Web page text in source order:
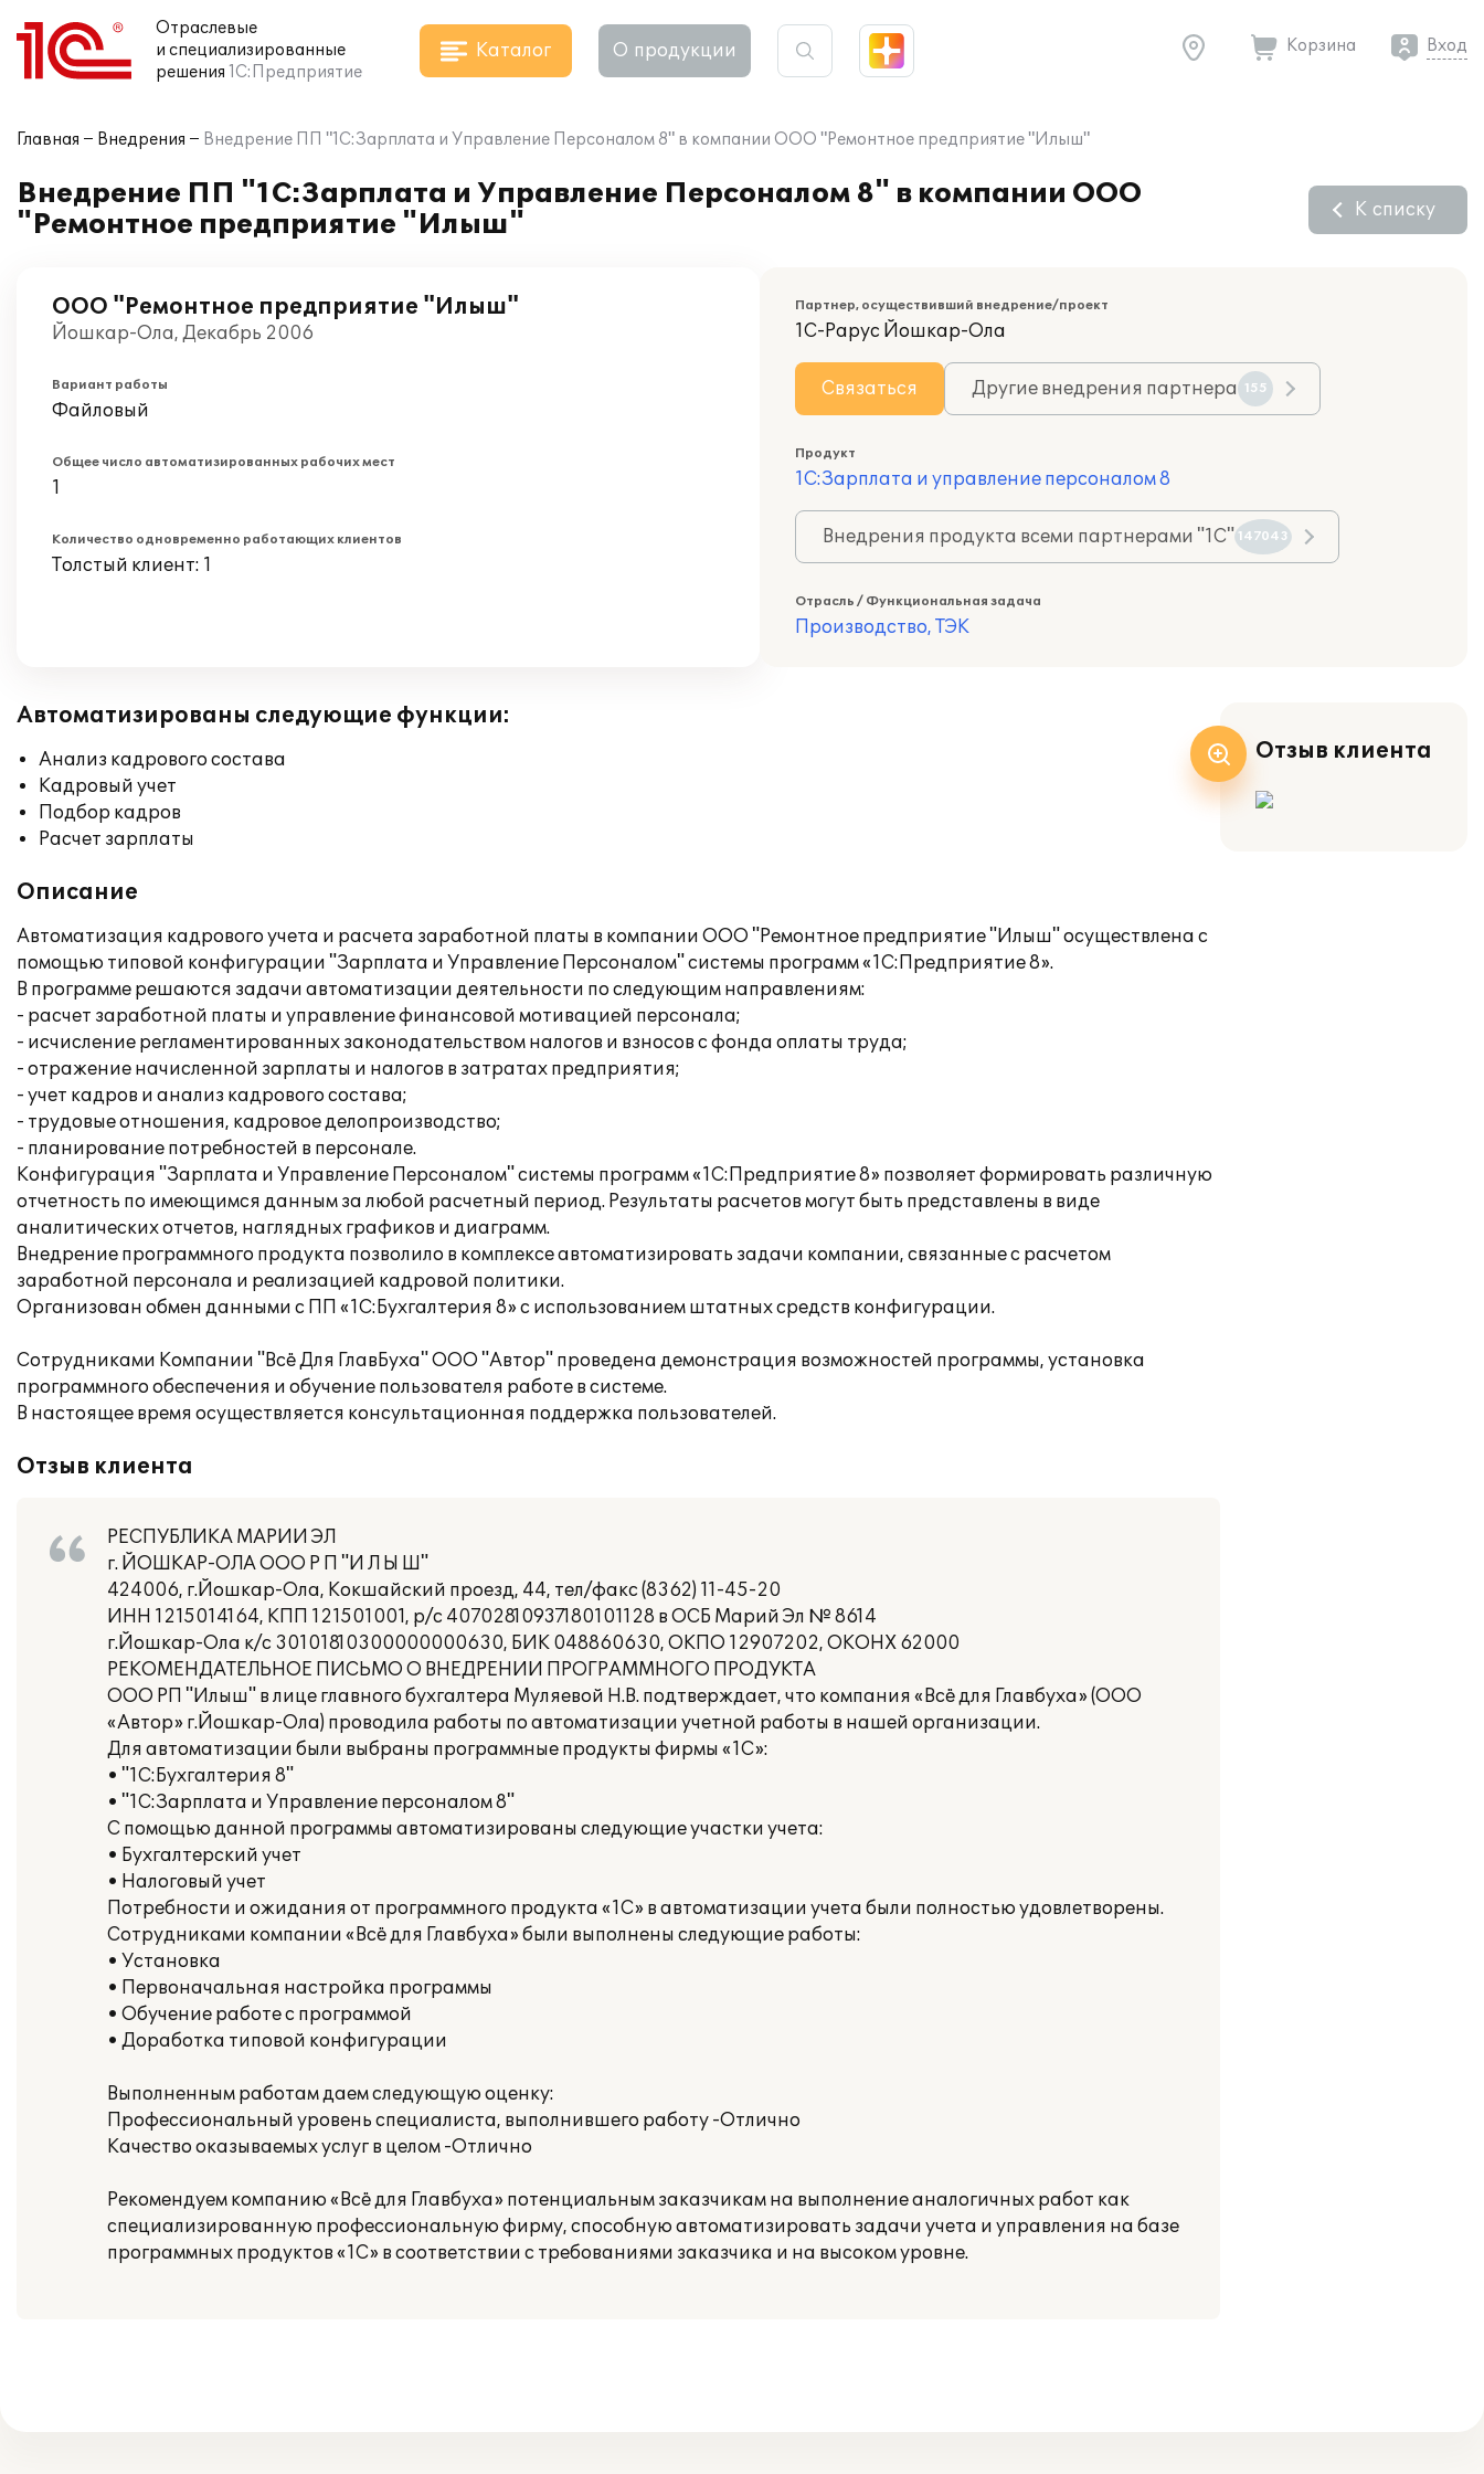
Отраслевые
и специализированные
решения 1С:Предприятие
Каталог О продукции Корзина Вход
Главная Внедрения Внедрение ПП "1С:Зарплата и Управление Персоналом 8" в компании ООО "Ремонтное предприятие "Илыш"
Внедрение ПП "1С:Зарплата и Управление Персоналом 8" в компании ООО
"Ремонтное предприятие "Илыш"
К списку
ООО "Ремонтное предприятие "Илыш"
Йошкар-Ола, Декабрь 2006
Вариант работы
Файловый
Общее число автоматизированных рабочих мест
1
Количество одновременно работающих клиентов
Толстый клиент: 1
Партнер, осуществивший внедрение/проект
1С-Рарус Йошкар-Ола
Связаться Другие внедрения партнера 155
Продукт
1С:Зарплата и управление персоналом 8
Внедрения продукта всеми партнерами "1С" 147043
Отрасль / Функциональная задача
Производство, ТЭК
Автоматизированы следующие функции:
Анализ кадрового состава
Кадровый учет
Подбор кадров
Расчет зарплаты
Описание
Автоматизация кадрового учета и расчета заработной платы в компании ООО "Ремонтное предприятие "Илыш" осуществлена с
помощью типовой конфигурации "Зарплата и Управление Персоналом" системы программ «1С:Предприятие 8».
В программе решаются задачи автоматизации деятельности по следующим направлениям:
- расчет заработной платы и управление финансовой мотивацией персонала;
- исчисление регламентированных законодательством налогов и взносов с фонда оплаты труда;
- отражение начисленной зарплаты и налогов в затратах предприятия;
- учет кадров и анализ кадрового состава;
- трудовые отношения, кадровое делопроизводство;
- планирование потребностей в персонале.
Конфигурация "Зарплата и Управление Персоналом" системы программ «1С:Предприятие 8» позволяет формировать различную
отчетность по имеющимся данным за любой расчетный период. Результаты расчетов могут быть представлены в виде
аналитических отчетов, наглядных графиков и диаграмм.
Внедрение программного продукта позволило в комплексе автоматизировать задачи компании, связанные с расчетом
заработной персонала и реализацией кадровой политики.
Организован обмен данными с ПП «1С:Бухгалтерия 8» с использованием штатных средств конфигурации.
Сотрудниками Компании "Всё Для ГлавБуха" ООО "Автор" проведена демонстрация возможностей программы, установка
программного обеспечения и обучение пользователя работе в системе.
В настоящее время осуществляется консультационная поддержка пользователей.
Отзыв клиента
РЕСПУБЛИКА МАРИИ ЭЛ
г. ЙОШКАР-ОЛА ООО Р П "И Л Ы Ш"
424006, г.Йошкар-Ола, Кокшайский проезд, 44, тел/факс (8362) 11-45-20
ИНН 1215014164, КПП 121501001, р/с 40702810937180101128 в ОСБ Марий Эл № 8614
г.Йошкар-Ола к/с 30101810300000000630, БИК 048860630, ОКПО 12907202, ОКОНХ 62000
РЕКОМЕНДАТЕЛЬНОЕ ПИСЬМО О ВНЕДРЕНИИ ПРОГРАММНОГО ПРОДУКТА
ООО РП "Илыш" в лице главного бухгалтера Муляевой Н.В. подтверждает, что компания «Всё для Главбуха» (ООО
«Автор» г.Йошкар-Ола) проводила работы по автоматизации учетной работы в нашей организации.
Для автоматизации были выбраны программные продукты фирмы «1С»:
• "1С:Бухгалтерия 8"
• "1С:Зарплата и Управление персоналом 8"
С помощью данной программы автоматизированы следующие участки учета:
• Бухгалтерский учет
• Налоговый учет
Потребности и ожидания от программного продукта «1С» в автоматизации учета были полностью удовлетворены.
Сотрудниками компании «Всё для Главбуха» были выполнены следующие работы:
• Установка
• Первоначальная настройка программы
• Обучение работе с программой
• Доработка типовой конфигурации
Выполненным работам даем следующую оценку:
Профессиональный уровень специалиста, выполнившего работу -Отлично
Качество оказываемых услуг в целом -Отлично
Рекомендуем компанию «Всё для Главбуха» потенциальным заказчикам на выполнение аналогичных работ как
специализированную профессиональную фирму, способную автоматизировать задачи учета и управления на базе
программных продуктов «1С» в соответствии с требованиями заказчика и на высоком уровне.
Отзыв клиента